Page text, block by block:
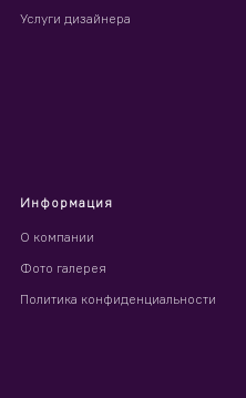
Услуги дизайнера
Информация
О компании
Фото галерея
Политика конфиденциальности